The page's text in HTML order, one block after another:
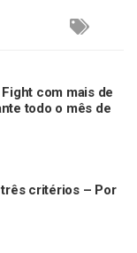
com mais de
todo o mês de
critérios – Por